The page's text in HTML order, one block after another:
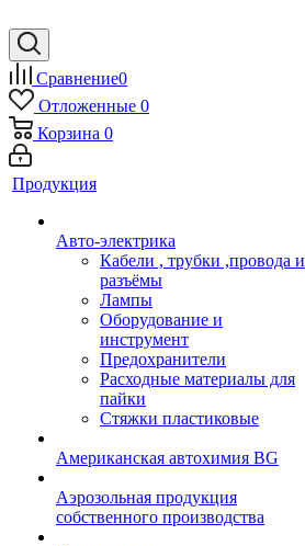
Сравнение0
Отложенные 0
Корзина 0
Продукция
Авто-электрика
Кабели , трубки ,провода и
разъёмы
Лампы
Оборудование и
инструмент
Предохранители
Расходные материалы для
пайки
Стяжки пластиковые
Американская автохимия BG
Аэрозольная продукция
собственного производства